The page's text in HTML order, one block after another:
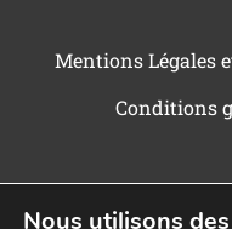
Mentions Légales
Conditions
Nous utilisons